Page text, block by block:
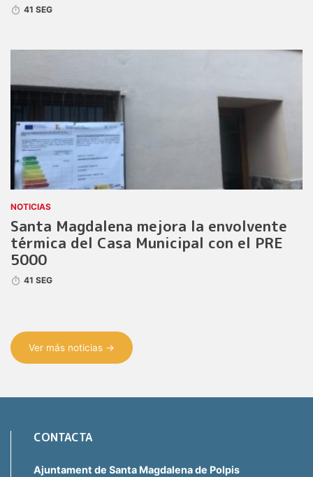
41 SEG
NOTICIAS
Santa Magdalena mejora la envolvente
térmica del Casa Municipal con el PRE
5000
41 SEG
Ver más noticias →
CONTACTA
Ajuntament de Santa Magdalena de Polpis